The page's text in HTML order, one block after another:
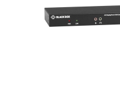
Energiemessung
Energieverteilung
IP, WLAN & GSM Sensorik
IoT - Internet of Things
Comet System